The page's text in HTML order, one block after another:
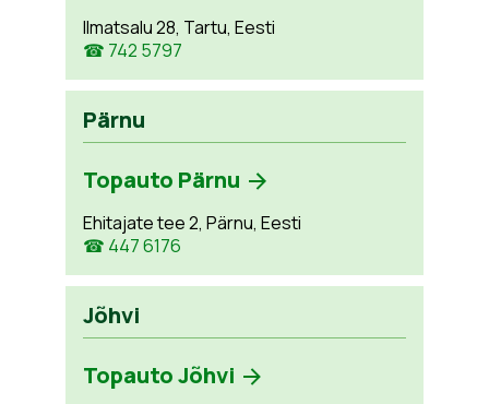
Ilmatsalu 28, Tartu, Eesti
☎ 742 5797
Pärnu
Topauto Pärnu
Ehitajate tee 2, Pärnu, Eesti
☎ 447 6176
Jõhvi
Topauto Jõhvi